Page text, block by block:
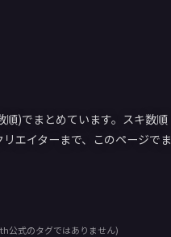
)でまとめています。スキ数順
エイターまで、このページでま
公式のタグではありません)